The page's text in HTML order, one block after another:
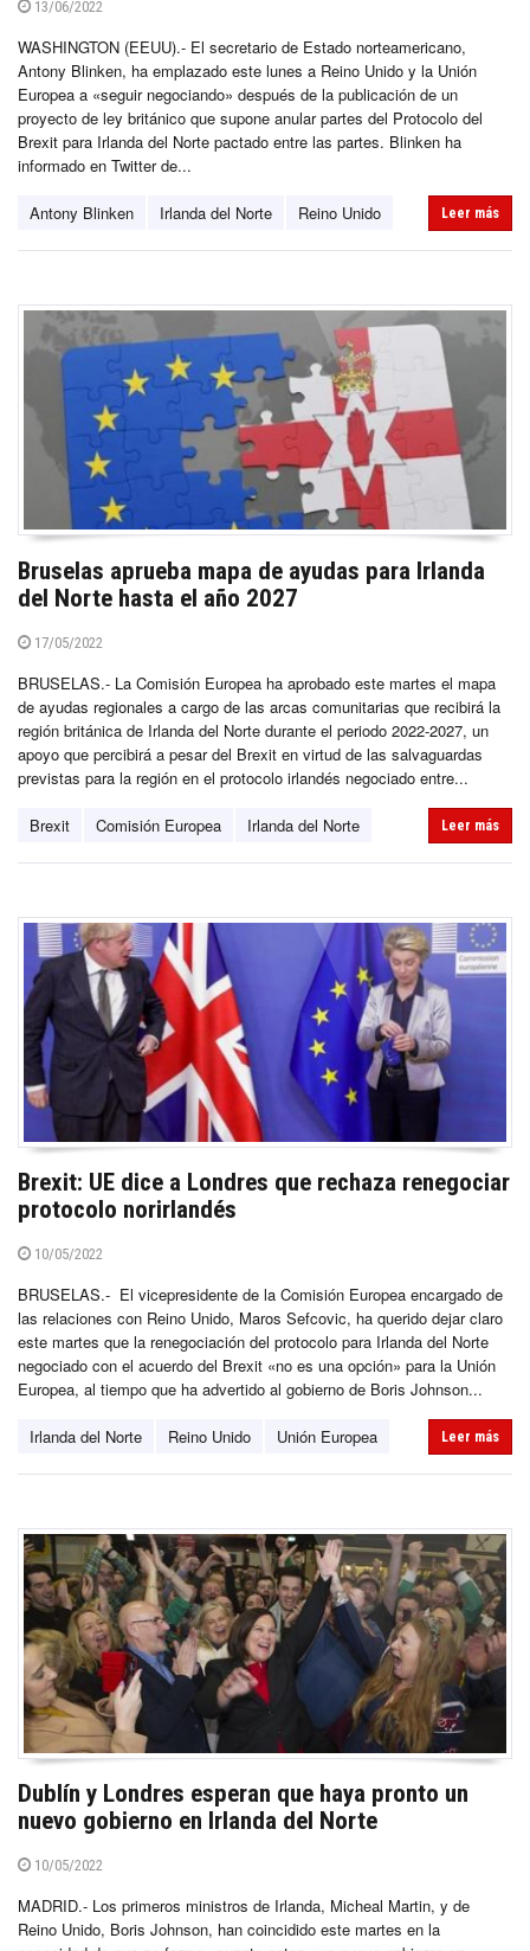
13/06/2022
WASHINGTON (EEUU).- El secretario de Estado norteamericano,
Antony Blinken, ha emplazado este lunes a Reino Unido y la Unión
Europea a «seguir negociando» después de la publicación de un
proyecto de ley británico que supone anular partes del Protocolo del
Brexit para Irlanda del Norte pactado entre las partes. Blinken ha
informado en Twitter de...
Antony Blinken Irlanda del Norte Reino Unido Leer más
Bruselas aprueba mapa de ayudas para Irlanda
del Norte hasta el año 2027
17/05/2022
BRUSELAS.- La Comisión Europea ha aprobado este martes el mapa
de ayudas regionales a cargo de las arcas comunitarias que recibirá la
región británica de Irlanda del Norte durante el periodo 2022-2027, un
apoyo que percibirá a pesar del Brexit en virtud de las salvaguardas
previstas para la región en el protocolo irlandés negociado entre...
Brexit Comisión Europea Irlanda del Norte Leer más
Brexit: UE dice a Londres que rechaza renegociar
protocolo norirlandés
10/05/2022
BRUSELAS.- El vicepresidente de la Comisión Europea encargado de
las relaciones con Reino Unido, Maros Sefcovic, ha querido dejar claro
este martes que la renegociación del protocolo para Irlanda del Norte
negociado con el acuerdo del Brexit «no es una opción» para la Unión
Europea, al tiempo que ha advertido al gobierno de Boris Johnson...
Irlanda del Norte Reino Unido Unión Europea Leer más
Dublín y Londres esperan que haya pronto un
nuevo gobierno en Irlanda del Norte
10/05/2022
MADRID.- Los primeros ministros de Irlanda, Micheal Martin, y de
Reino Unido, Boris Johnson, han coincidido este martes en la